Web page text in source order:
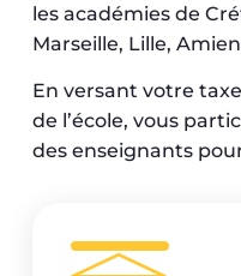
les académies de
Marseille, Lille,
En versant votre
de l’école, vous
des enseignants